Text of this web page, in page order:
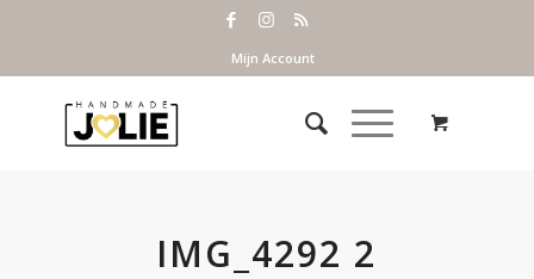
Mijn Account
IMG_4292 2